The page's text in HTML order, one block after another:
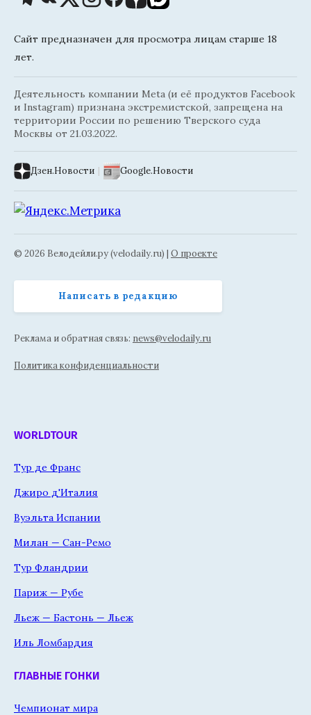
Сайт предназначен для просмотра лицам старше 18
лет.
Деятельность компании Meta (и её продуктов Facebook
и Instagram) признана экстремистской, запрещена на
территории России по решению Тверского суда
Москвы от 21.03.2022.
Дзен.Новости | Google.Новости
© 2026 Велодейли.ру (velodaily.ru) | О проекте
Написать в редакцию
Реклама и обратная связь: news@velodaily.ru
Политика конфиденциальности
WORLDTOUR
Тур де Франс
Джиро д'Италия
Вуэльта Испании
Милан — Сан-Ремо
Тур Фландрии
Париж — Рубе
Льеж — Бастонь — Льеж
Иль Ломбардия
ГЛАВНЫЕ ГОНКИ
Чемпионат мира